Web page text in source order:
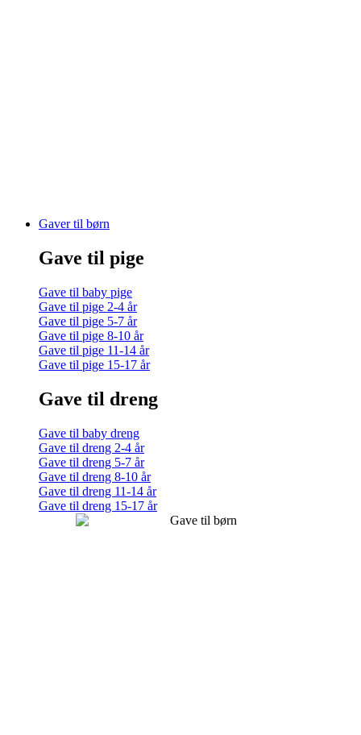
Gaver til børn
Gave til pige
Gave til baby pige
Gave til pige 2-4 år
Gave til pige 5-7 år
Gave til pige 8-10 år
Gave til pige 11-14 år
Gave til pige 15-17 år
Gave til dreng
Gave til baby dreng
Gave til dreng 2-4 år
Gave til dreng 5-7 år
Gave til dreng 8-10 år
Gave til dreng 11-14 år
Gave til dreng 15-17 år